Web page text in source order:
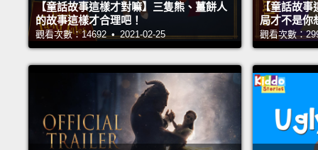
【童話故事這樣才對嘛】三隻熊、薑餅人
的故事這樣才合理吧！
觀看次數：14692 • 2021-02-25
【童話故
局才不是你
觀看次數：